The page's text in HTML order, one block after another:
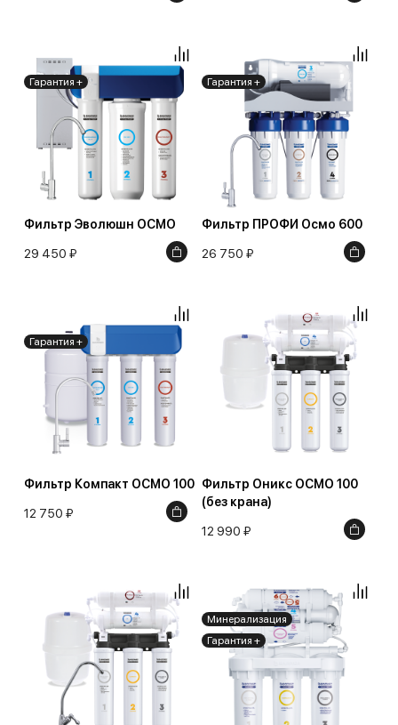
Фильтр Эволюшн ОСМО
29 450 ₽
Гарантия +
Фильтр ПРОФИ Осмо 600
26 750 ₽
Гарантия +
Фильтр Компакт ОСМО 100
12 750 ₽
Гарантия +
Фильтр Оникс ОСМО 100
(без крана)
12 990 ₽
Минерализация
Гарантия +